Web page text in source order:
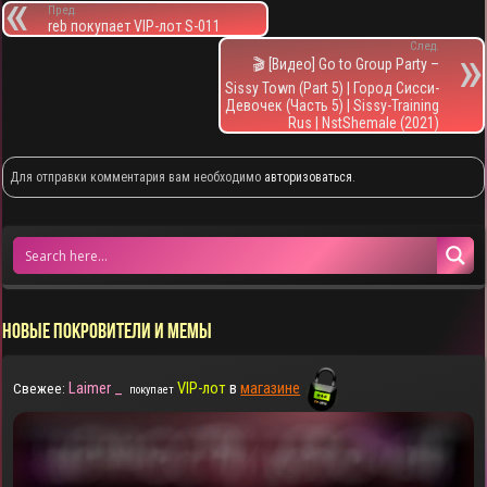
Пред.
reb покупает VIP-лот S-011
След.
🎬 [Видео] Go to Group Party –
Sissy Town (Part 5) | Город Сисси-
Девочек (Часть 5) | Sissy-Training
Rus | NstShemale (2021)
Для отправки комментария вам необходимо авторизоваться.
НОВЫЕ ПОКРОВИТЕЛИ И МЕМЫ
Свежее: Laimer _ покупает VIP-лотвмагазине